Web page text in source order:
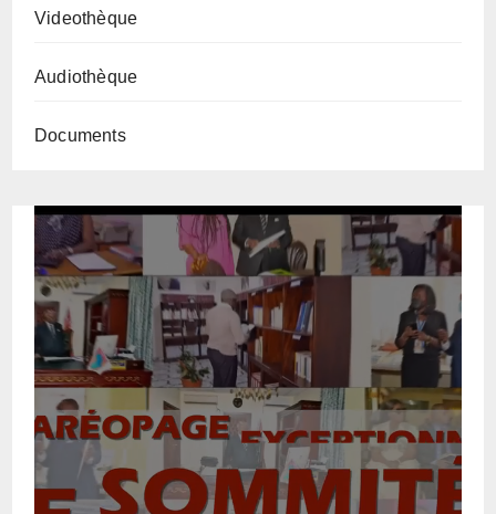
Videothèque
Audiothèque
Documents